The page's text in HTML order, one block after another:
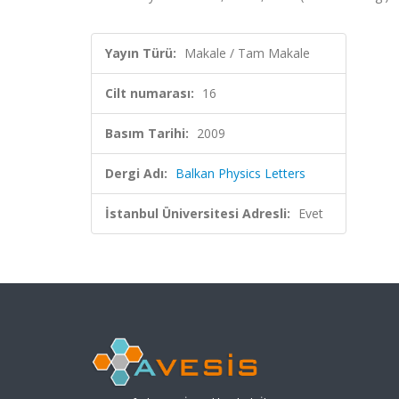
Yayın Türü: Makale / Tam Makale
Cilt numarası: 16
Basım Tarihi: 2009
Dergi Adı: Balkan Physics Letters
İstanbul Üniversitesi Adresli: Evet